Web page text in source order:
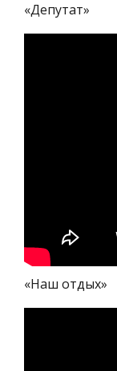
«Депутат»
«Наш отдых»